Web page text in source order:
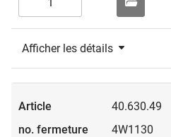
Afficher les détails
40.630.49
4W1130